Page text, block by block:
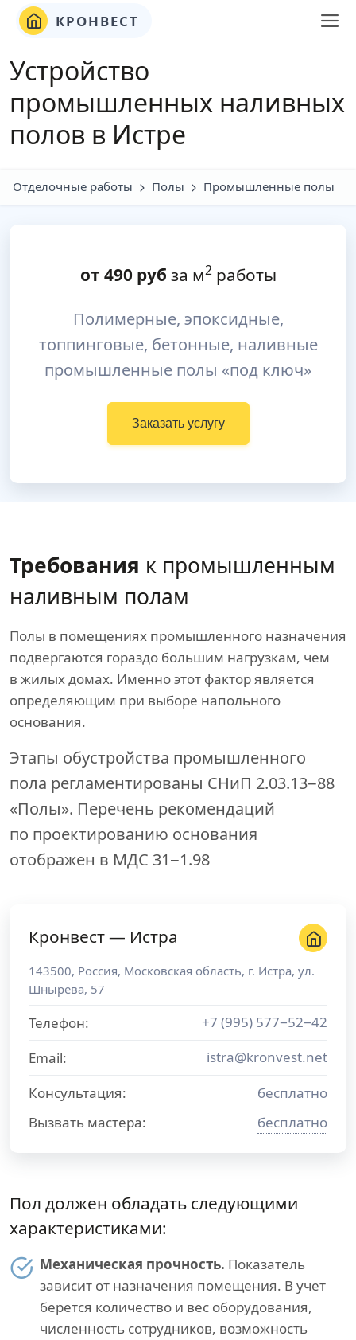
КРОНВЕСТ
Устройство
промышленных наливных
полов в Истре
Отделочные работы Полы Промышленные полы
от 490руб за м2работы
Полимерные, эпоксидные,
топпинговые, бетонные, наливные
промышленные полы «под ключ»
Заказать услугу
Требования к промышленным
наливным полам
Полы в помещениях промышленного назначения
подвергаются гораздо большим нагрузкам, чем
в жилых домах. Именно этот фактор является
определяющим при выборе напольного
основания.
Этапы обустройства промышленного
пола регламентированы СНиП 2.03.13−88
«Полы». Перечень рекомендаций
по проектированию основания
отображен в МДС 31−1.98
Кронвест — Истра
143500, Россия, Московская область, г. Истра, ул.
Шнырева, 57
Телефон:
+7 (995) 577−52−42
Email:
istra@kronvest.net
Консультация:
бесплатно
Вызвать мастера:
бесплатно
Пол должен обладать следующими
характеристиками:
Механическая прочность. Показатель
зависит от назначения помещения. В учет
берется количество и вес оборудования,
численность сотрудников, возможность